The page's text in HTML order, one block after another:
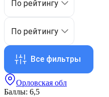
По рейтингу
По рейтингу
Все фильтры
Орловская обл
Баллы: 6,5